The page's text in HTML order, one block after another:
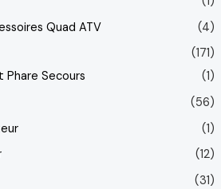
Quad ATV
(4)
(171)
Phare Secours
(1)
(56)
(1)
(12)
(31)